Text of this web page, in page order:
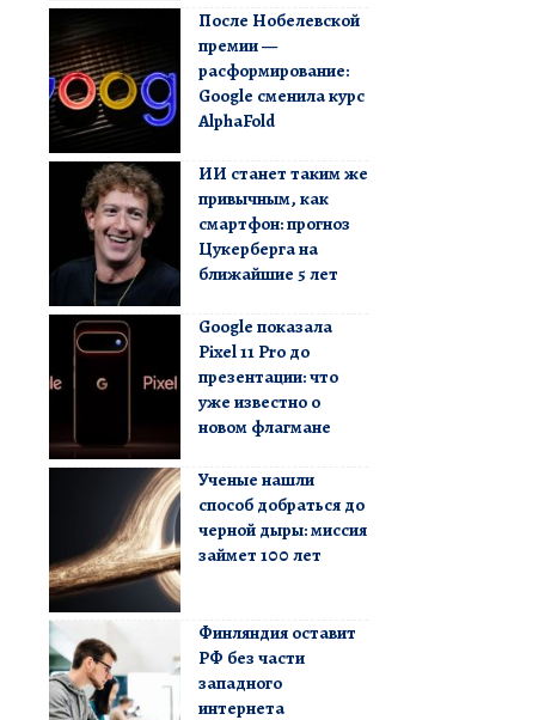
После Нобелевской
премии —
расформирование:
Google сменила курс
AlphaFold
ИИ станет таким же
привычным, как
смартфон: прогноз
Цукерберга на
ближайшие 5 лет
Google показала
Pixel 11 Pro до
презентации: что
уже известно о
новом флагмане
Ученые нашли
способ добраться до
черной дыры: миссия
займет 100 лет
Финляндия оставит
РФ без части
западного
интернета